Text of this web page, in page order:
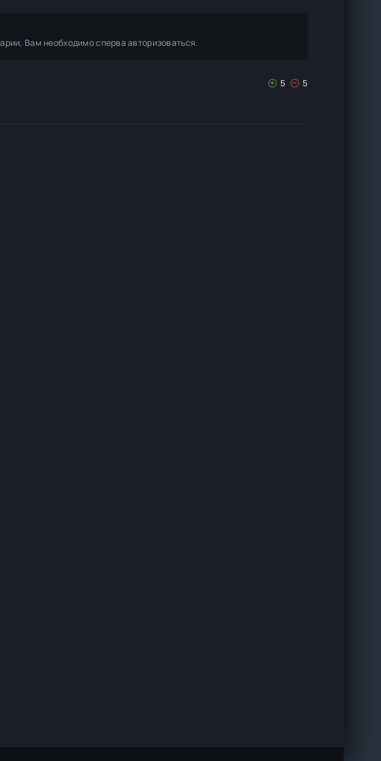
Вам необходимо сперва авторизоваться.
5 5